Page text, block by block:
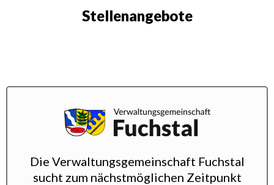
Stellenangebote
Die Verwaltungsgemeinschaft Fuchstal
sucht zum nächstmöglichen Zeitpunkt